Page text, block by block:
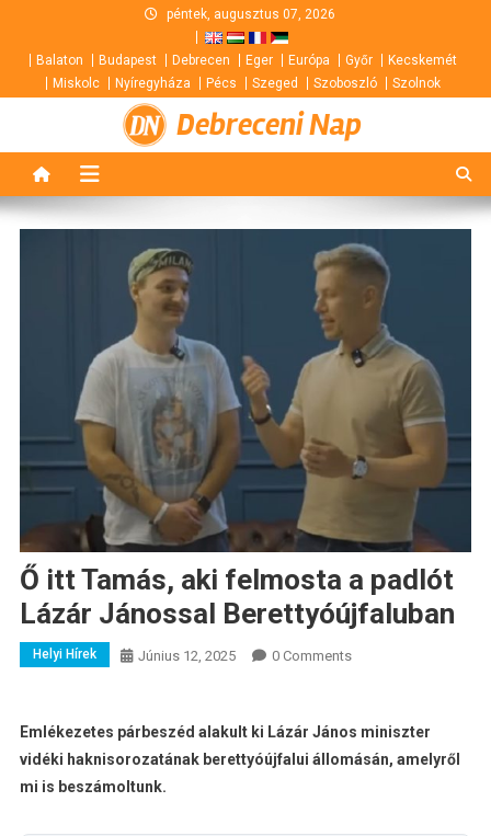
content
péntek, augusztus 07, 2026
Balaton Budapest Debrecen Eger Európa Győr
Kecskemét
Miskolc
Nyíregyháza Pécs Szeged Szoboszló Szolnok
Debreceni Nap
Ő itt Tamás, aki felmosta a padlót
Lázár Jánossal Berettyóújfaluban
Helyi Hírek Június 12, 2025 0 Comments
Emlékezetes párbeszéd alakult ki Lázár János miniszter
vidéki haknisorozatának berettyóújfalui állomásán, amelyről
mi is beszámoltunk.